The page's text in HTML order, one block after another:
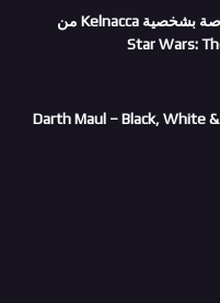
الاعلان عن قصة خاصة بشخصية Kelnacca من
الاعلان عن سلسلة Darth Maul – Black, White &